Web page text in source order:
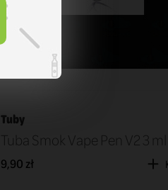
Tuby
Tuba Smok Vape Pen V2 3 ml
9,90 zł